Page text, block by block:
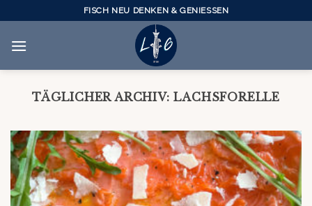
to
content
FISCH NEU DENKEN & GENIESSEN
TÄGLICHER ARCHIV:LACHSFORELLE